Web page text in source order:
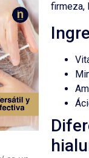
firmeza,